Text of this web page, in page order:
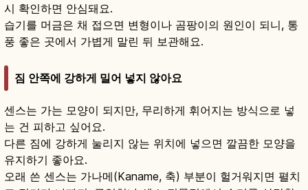
시 확인하면 안심돼요.
습기를 머금은 채 접으면 변형이나 곰팡이의 원인이 되니, 통
풍 좋은 곳에서 가볍게 말린 뒤 보관해요.
짐 안쪽에 강하게 밀어 넣지 않아요
센스는 가는 모양이 되지만, 무리하게 휘어지는 방식으로 넣
는 건 피하고 싶어요.
다른 짐에 강하게 눌리지 않는 위치에 넣으면 깔끔한 모양을
유지하기 좋아요.
오래 쓴 센스는 가나메(Kaname, 축) 부분이 헐거워지면 펼치